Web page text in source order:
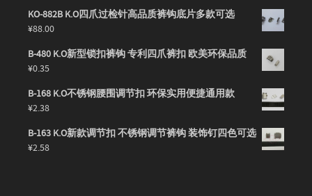
KO-882B K.O四爪过检针高品质裤钩底片多款可选
¥88.00
B-480 K.O新型锁扣裤钩 专利四爪裤扣 欧美环保品质
¥0.35
B-168 K.O不锈钢腰围调节扣 环保实用便捷通用款
¥2.38
B-163 K.O新款调节扣 不锈钢调节裤钩 装饰钉四色可选
¥2.58